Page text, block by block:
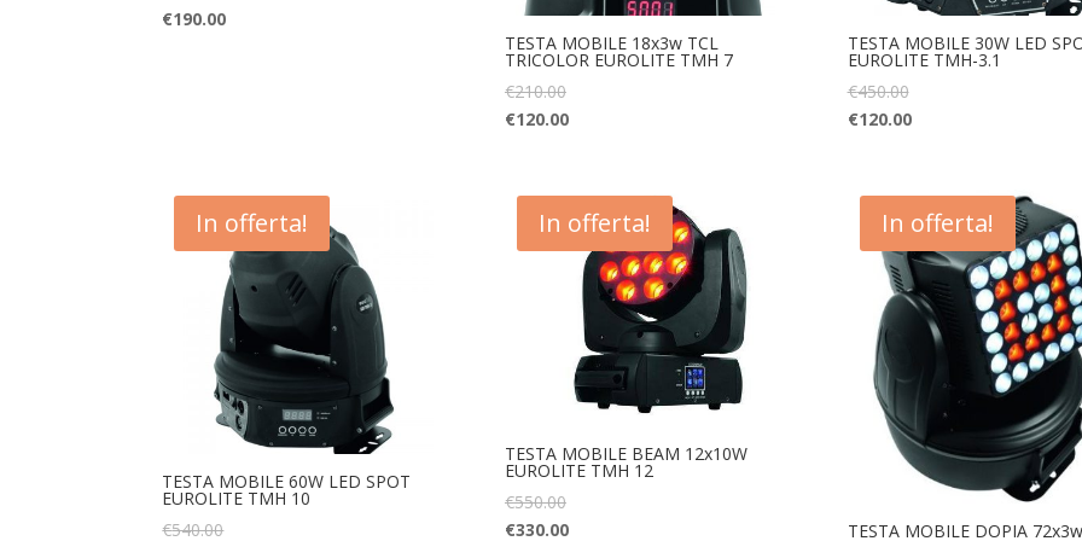
€190.00
TESTA MOBILE 18x3w TCL
TRICOLOR EUROLITE TMH 7
€210.00
€120.00
TESTA MOBILE 30W LED
EUROLITE TMH-3.1
€450.00
€120.00
In offerta!
TESTA MOBILE 60W LED SPOT
EUROLITE TMH 10
€540.00
In offerta!
TESTA MOBILE BEAM 12x10W
EUROLITE TMH 12
€550.00
€330.00
In offerta!
TESTA MOBILE DOPIA 72x3w